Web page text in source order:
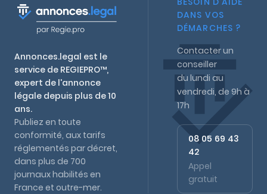
Annonces.legal est le
service de REGIEPRO™,
expert de l'annonce
légale depuis plus de 10
ans.
Publiez en toute
conformité, aux tarifs
réglementés par décret,
dans plus de 700
journaux habilités en
France et outre-mer.
DANS VOS
DÉMARCHES ?
Contacter un
conseiller
du lundi au
vendredi, de 9h à
17h
08 05 69 43
42
Appel
gratuit